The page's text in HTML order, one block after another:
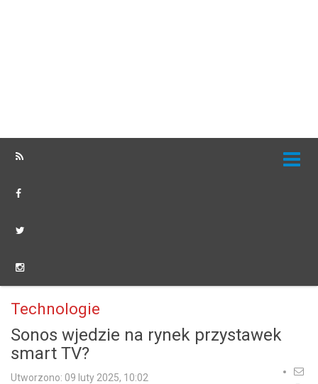
Technologie
Sonos wjedzie na rynek przystawek
smart TV?
Utworzono: 09 luty 2025, 10:02